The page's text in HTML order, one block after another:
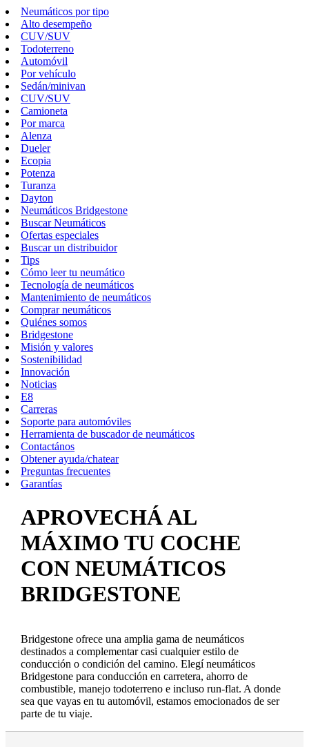
Neumáticos por tipo
Alto desempeño
CUV/SUV
Todoterreno
Automóvil
Por vehículo
Sedán/minivan
CUV/SUV
Camioneta
Por marca
Alenza
Dueler
Ecopia
Potenza
Turanza
Dayton
Neumáticos Bridgestone
Buscar Neumáticos
Ofertas especiales
Buscar un distribuidor
Tips
Cómo leer tu neumático
Tecnología de neumáticos
Mantenimiento de neumáticos
Comprar neumáticos
Quiénes somos
Bridgestone
Misión y valores
Sostenibilidad
Innovación
Noticias
E8
Carreras
Soporte para automóviles
Herramienta de buscador de neumáticos
Contactános
Obtener ayuda/chatear
Preguntas frecuentes
Garantías
APROVECHÁ AL
MÁXIMO TU COCHE
CON NEUMÁTICOS
BRIDGESTONE
Bridgestone ofrece una amplia gama de neumáticos
destinados a complementar casi cualquier estilo de
conducción o condición del camino. Elegí neumáticos
Bridgestone para conducción en carretera, ahorro de
combustible, manejo todoterreno e incluso run-flat. A donde
sea que vayas en tu automóvil, estamos emocionados de ser
parte de tu viaje.